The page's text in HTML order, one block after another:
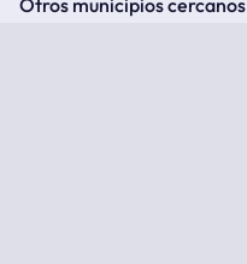
Otros municipios cercanos